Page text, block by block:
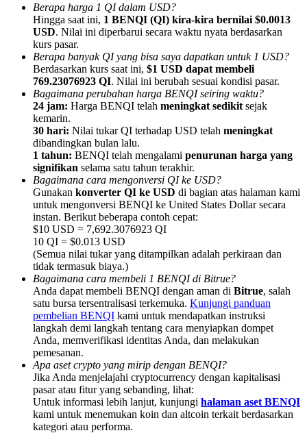
Referensi
Undang teman untuk mendapatkan imbalan tunai
BTC Welcome Rewards
BTC Welcome Rewards
Deposit & Trade BTC to Share 25000 USDT prize pool!
Deposit CASHCAT & Win
Share 500000 CASHCAT prize pool
Berapa harga 1 QI dalam USD?
Hingga saat ini, 1 BENQI (QI) kira-kira bernilai $0.0013
USD. Nilai ini diperbarui secara waktu nyata berdasarkan
kurs pasar.
Berapa banyak QI yang bisa saya dapatkan untuk 1 USD?
Berdasarkan kurs saat ini, $1 USD dapat membeli
769.23076923 QI. Nilai ini berubah sesuai kondisi pasar.
Bagaimana perubahan harga BENQI seiring waktu?
24 jam: Harga BENQI telah meningkat sedikit sejak
kemarin.
30 hari: Nilai tukar QI terhadap USD telah meningkat
dibandingkan bulan lalu.
1 tahun: BENQI telah mengalami penurunan harga yang
signifikan selama satu tahun terakhir.
Bagaimana cara mengonversi QI ke USD?
Gunakan konverter QI ke USD di bagian atas halaman kami
untuk mengonversi BENQI ke United States Dollar secara
instan. Berikut beberapa contoh cepat:
$10 USD = 7,692.3076923 QI
10 QI = $0.013 USD
(Semua nilai tukar yang ditampilkan adalah perkiraan dan
tidak termasuk biaya.)
Bagaimana cara membeli 1 BENQI di Bitrue?
Anda dapat membeli BENQI dengan aman di Bitrue, salah
satu bursa tersentralisasi terkemuka. Kunjungi panduan
pembelian BENQI kami untuk mendapatkan instruksi
langkah demi langkah tentang cara menyiapkan dompet
Anda, memverifikasi identitas Anda, dan melakukan
pemesanan.
Apa aset crypto yang mirip dengan BENQI?
Jika Anda menjelajahi cryptocurrency dengan kapitalisasi
pasar atau fitur yang sebanding, lihat:
Untuk informasi lebih lanjut, kunjungi halaman aset BENQI
kami untuk menemukan koin dan altcoin terkait berdasarkan
kategori atau performa.